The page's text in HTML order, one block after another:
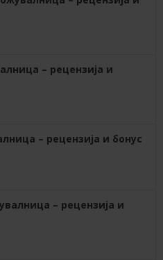
– рецензија и
– рецензија и бонус
– рецензија и